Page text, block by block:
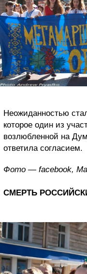
Неожиданностью
которое один из
возлюбленной на
ответила согласием.
Фото — facebook,
СМЕРТЬ